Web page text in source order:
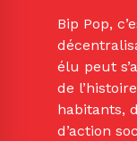
Bip Pop,
élu peut
de
habitants,
d’action